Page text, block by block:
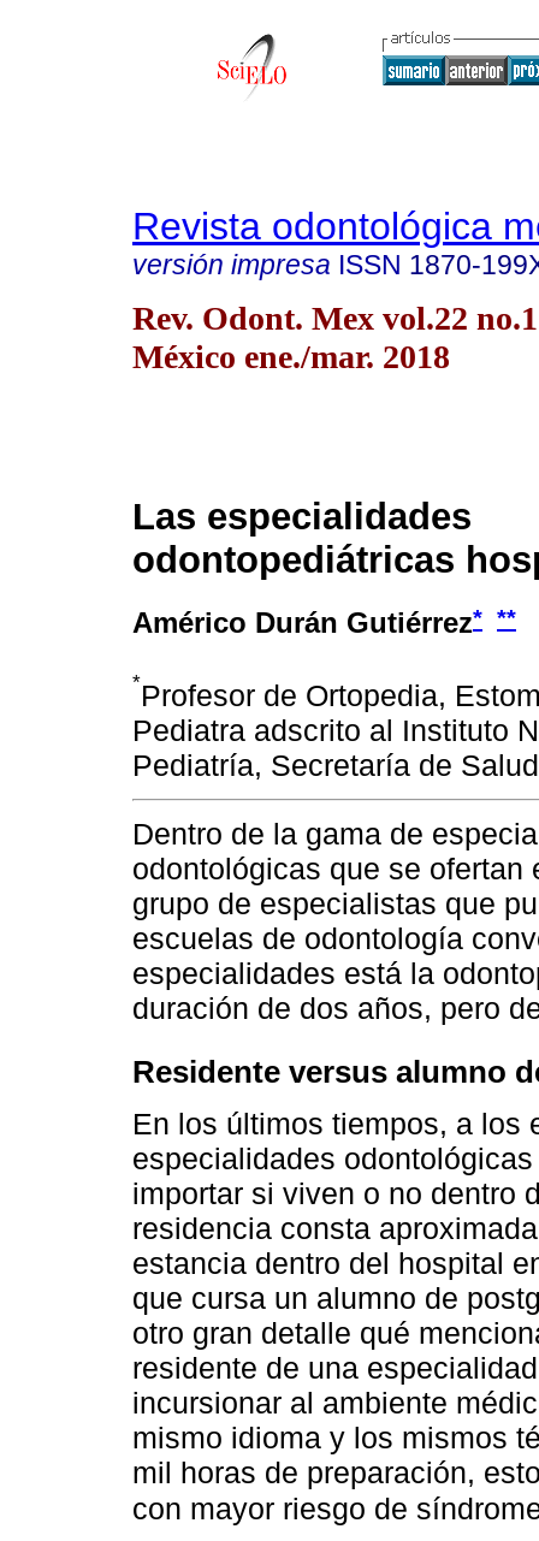
Revista odontológica
versión impresa ISSN 1870-
Rev. Odont. Mex vol.22
México ene./mar. 2018
Las especialidades
odontopediátricas
Américo Durán Gutiérrez* **
*Profesor de Ortopedia,
Pediatra adscrito al Instituto
Pediatría, Secretaría de
Dentro de la gama de
odontológicas que se
grupo de especialistas que
escuelas de odontología
especialidades está la
duración de dos años, pero
Residente versus alumno
En los últimos tiempos, a los
especialidades
importar si viven o no dentro
residencia consta
estancia dentro del hospital
que cursa un alumno de
otro gran detalle qué
residente de una
incursionar al ambiente
mismo idioma y los mismos
mil horas de preparación,
con mayor riesgo de